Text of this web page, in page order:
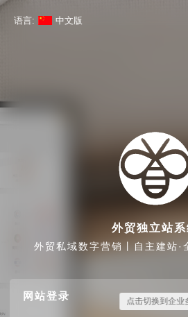
语言: 中文版
外贸独立站
外贸私域数字营销丨自主建站·
网站登录 点击切换到企业